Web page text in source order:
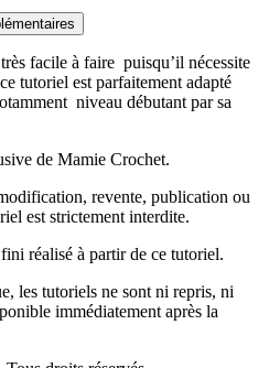
facile à faire puisqu’il nécessite
tutoriel est parfaitement adapté
niveau débutant par sa
de Mamie Crochet.
revente, publication ou
est strictement interdite.
réalisé à partir de ce tutoriel.
les tutoriels ne sont ni repris, ni
immédiatement après la